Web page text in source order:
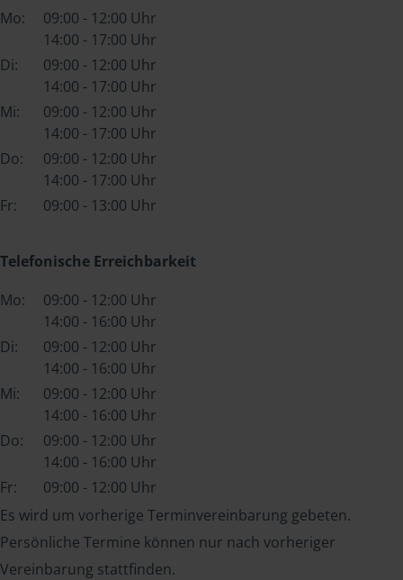
Mo:
09:00 - 12:00 Uhr
14:00 - 17:00 Uhr
Di:
09:00 - 12:00 Uhr
14:00 - 17:00 Uhr
Mi:
09:00 - 12:00 Uhr
14:00 - 17:00 Uhr
Do:
09:00 - 12:00 Uhr
14:00 - 17:00 Uhr
Fr:
09:00 - 13:00 Uhr
Telefonische Erreichbarkeit
Mo:
09:00 - 12:00 Uhr
14:00 - 16:00 Uhr
Di:
09:00 - 12:00 Uhr
14:00 - 16:00 Uhr
Mi:
09:00 - 12:00 Uhr
14:00 - 16:00 Uhr
Do:
09:00 - 12:00 Uhr
14:00 - 16:00 Uhr
Fr:
09:00 - 12:00 Uhr
Es wird um vorherige Terminvereinbarung gebeten.
Persönliche Termine können nur nach vorheriger
Vereinbarung stattfinden.